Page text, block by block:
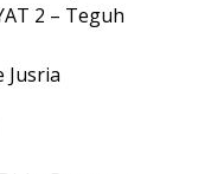
2 – Teguh
Jusria